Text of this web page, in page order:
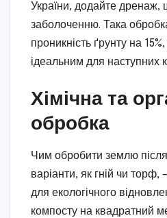
України, додайте дренаж,
заболоченню. Така
проникність ґрунту на
ідеальним для наступних
Хімічна та
обробка
Чим обробити землю після
варіанти, як гній чи торф,
для екологічного
компосту на квадратний